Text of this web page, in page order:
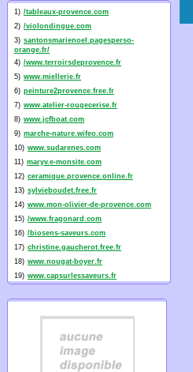
1) /tableaux-provence.com
2) /violondingue.com
3) santonsmarienoel.pagesperso-
orange.fr/
4) /www.terroirsdeprovence.fr
5) www.miellerie.fr
6) peinture2provence.free.fr
7) www.atelier-rougecerise.fr
8) www.jcfboat.com
9) marche-nature.wifeo.com
10) www.sudarenes.com
11) maryv.e-monsite.com
12) ceramique.provence.online.fr
13) sylvieboudet.free.fr
14) www.mon-olivier-de-provence.com
15) /www.fragonard.com
16) /biosens-saveurs.com
17) christine.gaucherot.free.fr
18) www.nougat-boyer.fr
19) www.capsurlessaveurs.fr